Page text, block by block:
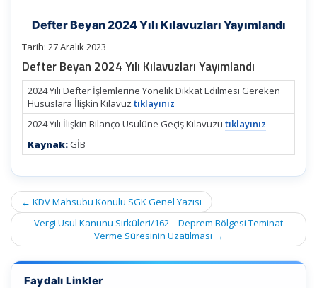
Defter Beyan 2024 Yılı Kılavuzları Yayımlandı
Tarih: 27 Aralık 2023
Defter Beyan 2024 Yılı Kılavuzları Yayımlandı
2024 Yılı Defter İşlemlerine Yönelik Dikkat Edilmesi Gereken
Hususlara İlişkin Kılavuz tıklayınız
2024 Yılı İlişkin Bilanço Usulüne Geçiş Kılavuzu tıklayınız
Kaynak: GİB
Post
navigation
← KDV Mahsubu Konulu SGK Genel Yazısı
Vergi Usul Kanunu Sirküleri/162 – Deprem Bölgesi Teminat
Verme Süresinin Uzatılması →
Faydalı Linkler